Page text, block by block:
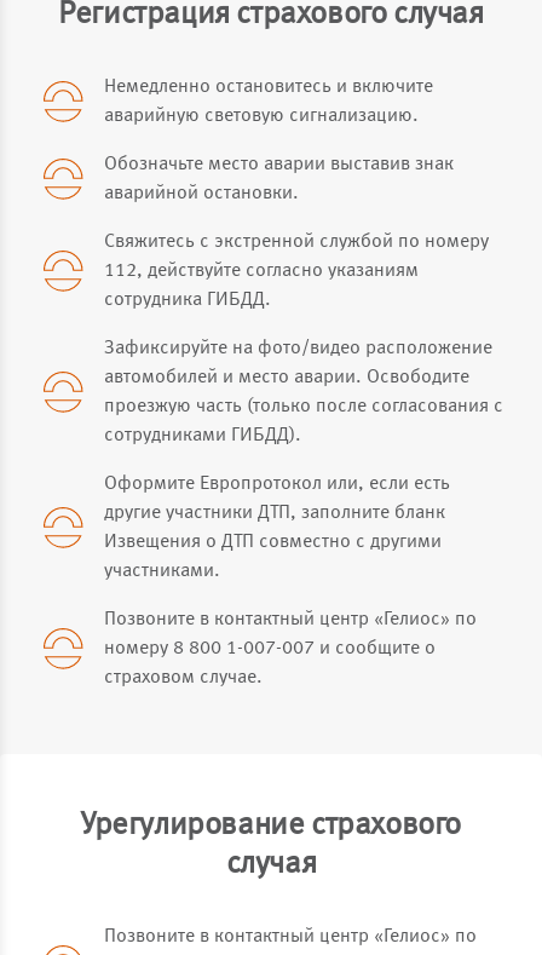
Провал ТС (из-за просадки грунта,
Хищение деталей ТС (кроме ключей и
регистрационных знаков).
Хищение- совершенное с корыстной целью
противоправное безвозмездное изъятие и/или
обращение чужого имущества в пользу
виновного или других лиц, причинившие ущерб
собственнику или иному владельцу этого
Угон
- неправомерное завладение автомобилем
или иным ТС без цели хищения.
для уточнения условий и перечня нужных
Предоставить пакет документов для
расторжения договора в ближайший офис;
регистрации Страхователя направляется
уведомление о невозможности расторжения
договора и возврата остатка страховой
премии;
Ожидать возврат остатка страховой премии в
*Возможность и условия расторжения полиса
КАСКО указаны в договоре страхования.
Регистрация страхового случая
Немедленно остановитесь и включите
аварийную световую сигнализацию.
Обозначьте место аварии выставив знак
аварийной остановки.
Свяжитесь с экстренной службой по номеру
112, действуйте согласно указаниям
сотрудника ГИБДД.
Зафиксируйте на фото/видео расположение
автомобилей и место аварии. Освободите
проезжую часть (только после согласования с
сотрудниками ГИБДД).
Оформите Европротокол или, если есть
другие участники ДТП, заполните бланк
Извещения о ДТП совместно с другими
участниками.
Позвоните в контактный центр «Гелиос» по
номеру 8 800 1-007-007 и сообщите о
страховом случае.
Урегулирование страхового
случая
Позвоните в контактный центр «Гелиос» по